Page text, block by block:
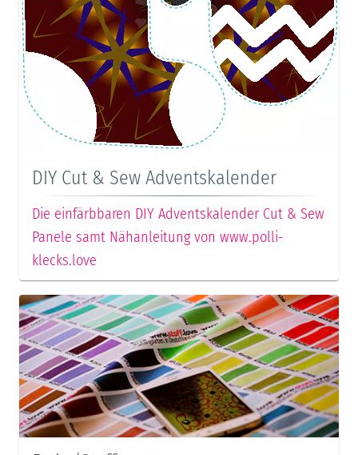
DIY Cut & Sew Adventskalender
Die einfärbbaren DIY Adventskalender Cut & Sew
Panele samt Nähanleitung von www.polli-
klecks.love